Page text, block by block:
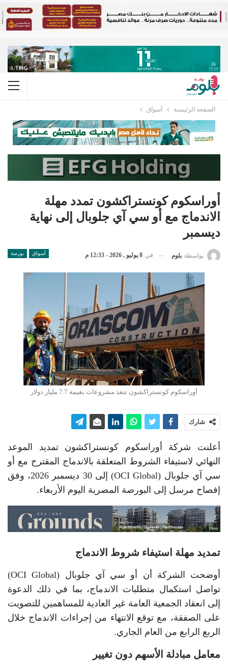
الصفحة الرئيسية أسواق
أوراسكوم كونستراكشون تمدد مهلة
الاندماج مع أو سي آي جلوبال إلى نهاية
ديسمبر
أسواق بورصة بواسطة بلوم في 8 يوليو , 2026 - 12:33 م
أوراسكوم كونستراكشون تنفذ مشروعات بقيمة 7.7 مليار دولار
شارك
أعلنت شركة أوراسكوم كونستراكشون تمديد الموعد
النهائي لاستيفاء الشروط المتعلقة بالاندماج المقترح مع أو
سي آي جلوبال (OCI Global) إلى 30 ديسمبر 2026، وفق
إفصاح مرسل إلى البورصة المصرية اليوم الأربعاء.
تمديد مهلة استيفاء شروط الاندماج
أوضحت الشركة أن أو سي آي جلوبال (OCI Global)
تواصل استكمال متطلبات الاندماج، بما في ذلك الدعوة
إلى انعقاد الجمعية العامة غير العادية للمساهمين للتصويت
على الصفقة، مع توقع الانتهاء من إجراءات الاندماج خلال
الربع الرابع من العام الجاري.
معامل مبادلة الأسهم دون تغيير